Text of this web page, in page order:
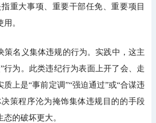
重大事项、重要干部任免、重要项目
。
名义集体违规的行为。实践中，这主
行为。此类违纪行为表面上开了会、走
质上是“事前定调”“强迫通过”或“合谋违
策程序沦为掩饰集体违规目的的手段
的破坏更大。